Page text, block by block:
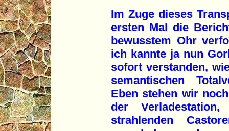
Im Zuge dieses
ersten Mal die
bewusstem Ohr
ich kannte ja nun
sofort verstanden,
semantischen
Eben stehen wir
der
strahlenden